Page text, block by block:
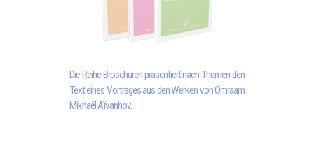
Die Reihe Broschüren präsentiert nach Themen den
Text eines Vortrages aus den Werken von Omraam
Mikhaël Aïvanhov.